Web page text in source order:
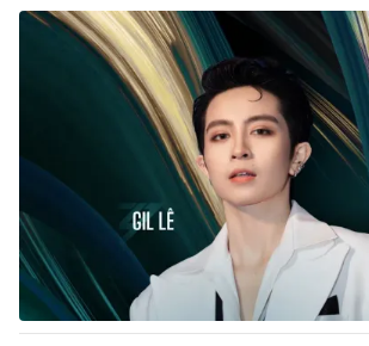
Video Shorts
VTV Money VTV Thể
VTV Sức khoẻ Bất động
Thị trường 24h Tấm lòng
VTV4 Vươn